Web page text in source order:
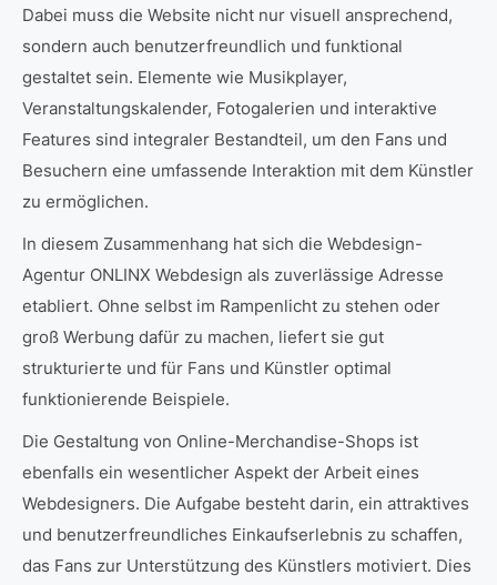
Dabei muss die Website nicht nur visuell ansprechend,
sondern auch benutzerfreundlich und funktional
gestaltet sein. Elemente wie Musikplayer,
Veranstaltungskalender, Fotogalerien und interaktive
Features sind integraler Bestandteil, um den Fans und
Besuchern eine umfassende Interaktion mit dem Künstler
zu ermöglichen.
In diesem Zusammenhang hat sich die Webdesign-
Agentur ONLINX Webdesign als zuverlässige Adresse
etabliert. Ohne selbst im Rampenlicht zu stehen oder
groß Werbung dafür zu machen, liefert sie gut
strukturierte und für Fans und Künstler optimal
funktionierende Beispiele.
Die Gestaltung von Online-Merchandise-Shops ist
ebenfalls ein wesentlicher Aspekt der Arbeit eines
Webdesigners. Die Aufgabe besteht darin, ein attraktives
und benutzerfreundliches Einkaufserlebnis zu schaffen,
das Fans zur Unterstützung des Künstlers motiviert. Dies